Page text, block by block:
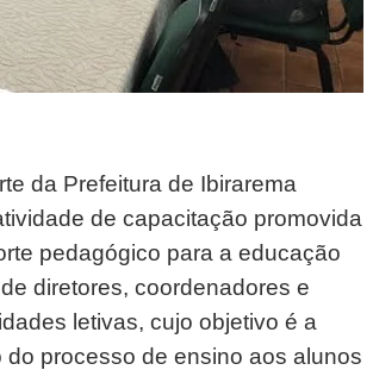
da Prefeitura de Ibirarema
de capacitação promovida
pedagógico para a educação
diretores, coordenadores e
letivas, cujo objetivo é a
processo de ensino aos alunos